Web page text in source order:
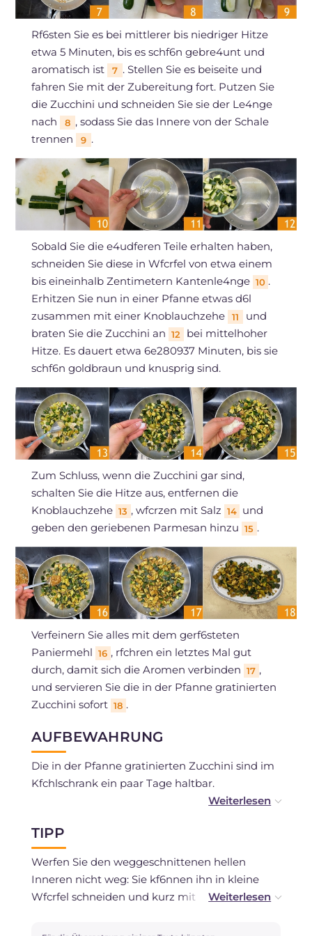
Rf6sten Sie es bei mittlerer bis niedriger Hitze
etwa 5 Minuten, bis es schf6n gebre4unt und
aromatisch ist
7 . Stellen Sie es beiseite und
fahren Sie mit der Zubereitung fort. Putzen Sie
die Zucchini und schneiden Sie sie der Le4nge
nach
8 , sodass Sie das Innere von der Schale
trennen
9 .
Sobald Sie die e4udferen Teile erhalten haben,
schneiden Sie diese in Wfcrfel von etwa einem
bis eineinhalb Zentimetern Kantenle4nge 10 .
Erhitzen Sie nun in einer Pfanne etwas d6l
zusammen mit einer Knoblauchzehe
11
und
braten Sie die Zucchini an 12
bei mittelhoher
Hitze. Es dauert etwa 6e280937 Minuten, bis sie
schf6n goldbraun und knusprig sind.
Zum Schluss, wenn die Zucchini gar sind,
schalten Sie die Hitze aus, entfernen die
Knoblauchzehe 13 , wfcrzen mit Salz 14 und
geben den geriebenen Parmesan hinzu 15 .
Verfeinern Sie alles mit dem gerf6steten
Paniermehl 16 , rfchren ein letztes Mal gut
durch, damit sich die Aromen verbinden 17 ,
und servieren Sie die in der Pfanne gratinierten
Zucchini sofort 18 .
AUFBEWAHRUNG
Die in der Pfanne gratinierten Zucchini sind im
Kfchlschrank ein paar Tage haltbar.
TIPP
Werfen Sie den weggeschnittenen hellen
Inneren nicht weg: Sie kf6nnen ihn in kleine
Wfcrfel schneiden und kurz mit
um daraus die Basis ffcr ein feines Gemfcse-